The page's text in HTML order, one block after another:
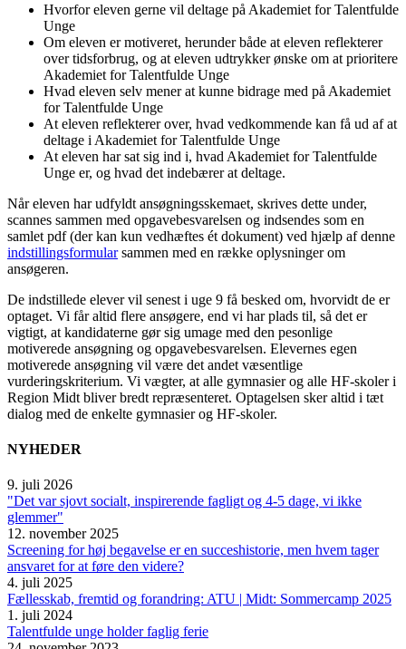
Hvorfor eleven gerne vil deltage på Akademiet for Talentfulde
Unge
Om eleven er motiveret, herunder både at eleven reflekterer
over tidsforbrug, og at eleven udtrykker ønske om at prioritere
Akademiet for Talentfulde Unge
Hvad eleven selv mener at kunne bidrage med på Akademiet
for Talentfulde Unge
At eleven reflekterer over, hvad vedkommende kan få ud af at
deltage i Akademiet for Talentfulde Unge
At eleven har sat sig ind i, hvad Akademiet for Talentfulde
Unge er, og hvad det indebærer at deltage.
Når eleven har udfyldt ansøgningsskemaet, skrives dette under,
scannes sammen med opgavebesvarelsen og indsendes som en
samlet pdf (der kan kun vedhæftes ét dokument) ved hjælp af denne
indstillingsformularsammen med en række oplysninger om
ansøgeren.
De indstillede elever vil senest i uge 9 få besked om, hvorvidt de er
optaget. Vi får altid flere ansøgere, end vi har plads til, så det er
vigtigt, at kandidaterne gør sig umage med den pesonlige
motiverede ansøgning og opgavebesvarelsen. Elevernes egen
motiverede ansøgning vil være det andet væsentlige
vurderingskriterium. Vi vægter, at alle gymnasier og alle HF-skoler i
Region Midt bliver bredt repræsenteret. Optagelsen sker altid i tæt
dialog med de enkelte gymnasier og HF-skoler.
NYHEDER
9. juli 2026
"Det var sjovt socialt, inspirerende fagligt og 4-5 dage, vi ikke
glemmer"
12. november 2025
Screening for høj begavelse er en succeshistorie, men hvem tager
ansvaret for at føre den videre?
4. juli 2025
Fællesskab, fremtid og forandring: ATU | Midt: Sommercamp 2025
1. juli 2024
Talentfulde unge holder faglig ferie